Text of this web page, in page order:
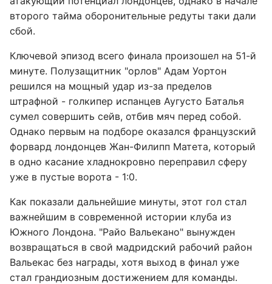
второго тайма оборонительные редуты таки дали
сбой.
Ключевой эпизод всего финала произошел на 51-й
минуте. Полузащитник "орлов" Адам Уортон
решился на мощный удар из-за пределов
штрафной - голкипер испанцев Аугусто Баталья
сумел совершить сейв, отбив мяч перед собой.
Однако первым на подборе оказался французский
форвард лондонцев Жан-Филипп Матета, который
в одно касание хладнокровно переправил сферу
уже в пустые ворота - 1:0.
Как показали дальнейшие минуты, этот гол стал
важнейшим в современной истории клуба из
Южного Лондона. "Райо Вальекано" вынужден
возвращаться в свой мадридский рабочий район
Вальекас без награды, хотя выход в финал уже
стал грандиозным достижением для команды.